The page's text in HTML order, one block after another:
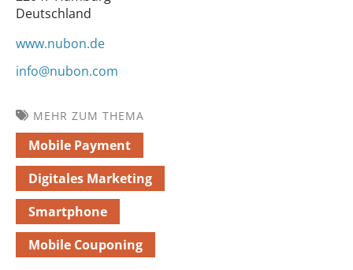
Deutschland
www.nubon.de
info@nubon.com
MEHR ZUM THEMA
Mobile Payment
Digitales Marketing
Smartphone
Mobile Couponing